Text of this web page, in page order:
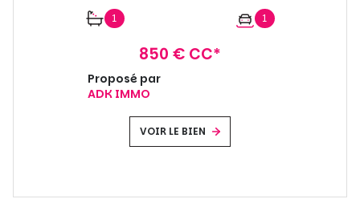
1 1
850 € CC*
Proposé par
ADK IMMO
VOIR LE BIEN